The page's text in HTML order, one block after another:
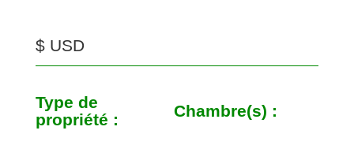
$ USD
Type de
propriété :
Chambre(s) :